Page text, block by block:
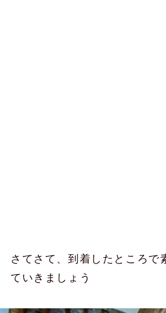
さてさて、到着したところで
ていきましょう